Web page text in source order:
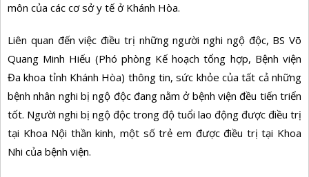
môn của các cơ sở y tế ở Khánh Hòa.
Liên quan đến việc điều trị những người nghi ngộ độc, BS Võ
Quang Minh Hiếu (Phó phòng Kế hoạch tổng hợp, Bệnh viện
Đa khoa tỉnh Khánh Hòa) thông tin, sức khỏe của tất cả những
bệnh nhân nghi bị ngộ độc đang nằm ở bệnh viện đều tiến triển
tốt. Người nghi bị ngộ độc trong độ tuổi lao động được điều trị
tại Khoa Nội thần kinh, một số trẻ em được điều trị tại Khoa
Nhi của bệnh viện.